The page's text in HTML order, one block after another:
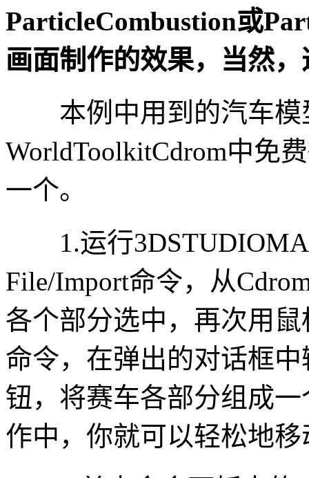
ParticleCombustion或
画面制作的效果，当然
本例中用到的汽车模
WorldToolkitCdrom中免
一个。
1.运行
File/Import命令，从
各个部分选中，再次用
命令，在弹出的对话框
钮，将赛车各部分组成
作中，你就可以轻松地